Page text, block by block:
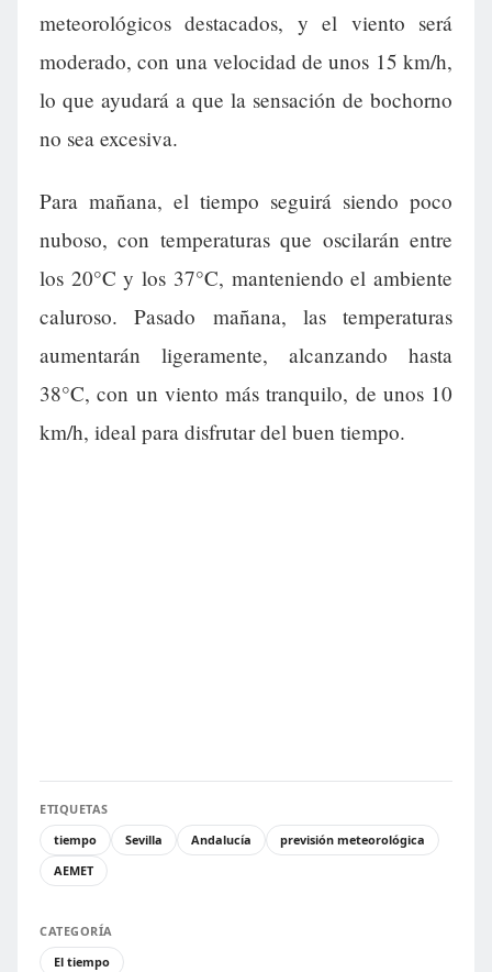
meteorológicos destacados, y el viento será
moderado, con una velocidad de unos 15 km/h,
lo que ayudará a que la sensación de bochorno
no sea excesiva.
Para mañana, el tiempo seguirá siendo poco
nuboso, con temperaturas que oscilarán entre
los 20°C y los 37°C, manteniendo el ambiente
caluroso. Pasado mañana, las temperaturas
aumentarán ligeramente, alcanzando hasta
38°C, con un viento más tranquilo, de unos 10
km/h, ideal para disfrutar del buen tiempo.
ETIQUETAS
tiempo
Sevilla Andalucía
previsión meteorológica
AEMET
CATEGORÍA
El tiempo